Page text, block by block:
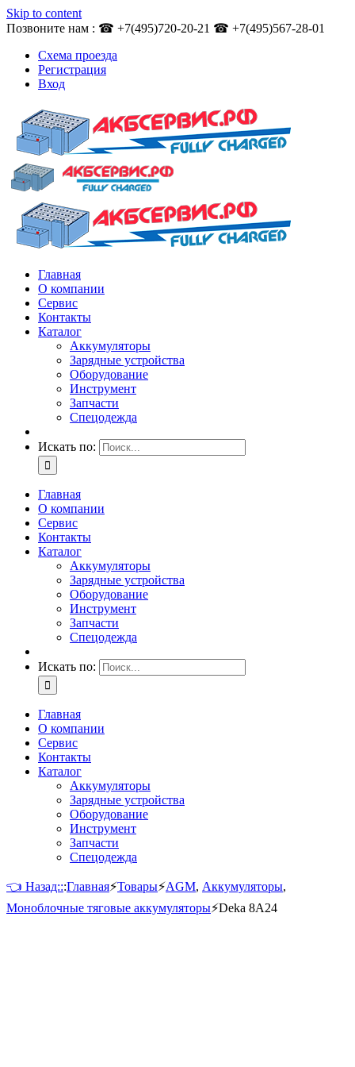
Skip to content
Позвоните нам : ☎ +7(495)720-20-21 ☎ +7(495)567-28-01
Схема проезда
Регистрация
Вход
Главная
О компании
Сервис
Контакты
Каталог
Аккумуляторы
Зарядные устройства
Оборудование
Инструмент
Запчасти
Спецодежда
Искать по:
Главная
О компании
Сервис
Контакты
Каталог
Аккумуляторы
Зарядные устройства
Оборудование
Инструмент
Запчасти
Спецодежда
Искать по:
Главная
О компании
Сервис
Контакты
Каталог
Аккумуляторы
Зарядные устройства
Оборудование
Инструмент
Запчасти
Спецодежда
👈 Назад:::Главная⚡Товары⚡AGM, Аккумуляторы,
Моноблочные тяговые аккумуляторы⚡Deka 8A24